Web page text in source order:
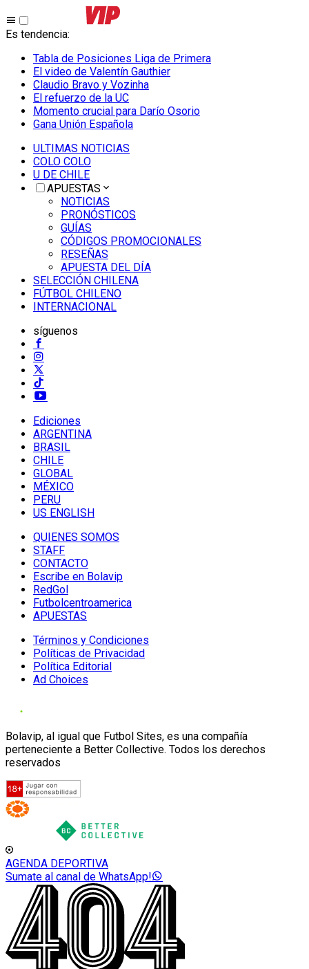
Es tendencia:
Tabla de Posiciones Liga de Primera
El video de Valentín Gauthier
Claudio Bravo y Vozinha
El refuerzo de la UC
Momento crucial para Darío Osorio
Gana Unión Española
ULTIMAS NOTICIAS
COLO COLO
U DE CHILE
APUESTAS
NOTICIAS
PRONÓSTICOS
GUÍAS
CÓDIGOS PROMOCIONALES
RESEÑAS
APUESTA DEL DÍA
SELECCIÓN CHILENA
FÚTBOL CHILENO
INTERNACIONAL
síguenos
Ediciones
ARGENTINA
BRASIL
CHILE
GLOBAL
MÉXICO
PERU
US ENGLISH
QUIENES SOMOS
STAFF
CONTACTO
Escribe en Bolavip
RedGol
Futbolcentroamerica
APUESTAS
Términos y Condiciones
Políticas de Privacidad
Política Editorial
Ad Choices
Bolavip, al igual que Futbol Sites, es una compañía
perteneciente a Better Collective. Todos los derechos
reservados
AGENDA DEPORTIVA
Sumate al canal de WhatsApp!